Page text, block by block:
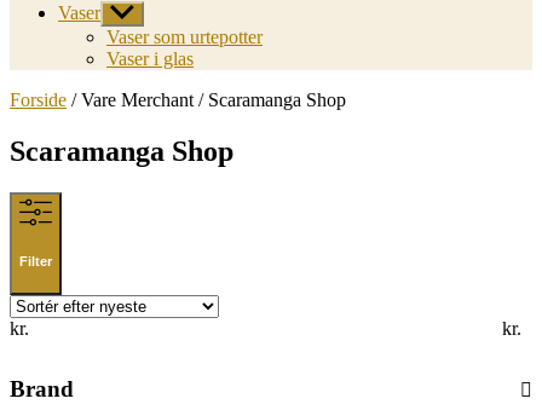
Vaser Vis
undermenu
Vaser som urtepotter
Vaser i glas
Forside / Vare Merchant / Scaramanga Shop
Scaramanga Shop
Filter
kr. kr.
Brand